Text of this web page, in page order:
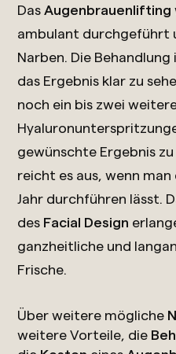
DasAugenbrauenlifting
ambulant durchgeführt
Narben. Die
das Ergebnis klar zu
noch ein bis zwei
gewünschte Ergebnis
reicht es aus, wenn
Jahr durchführen lässt.
des Facial Design
ganzheitliche und
Frische.
Über weitere mögliche
weitere Vorteile, die